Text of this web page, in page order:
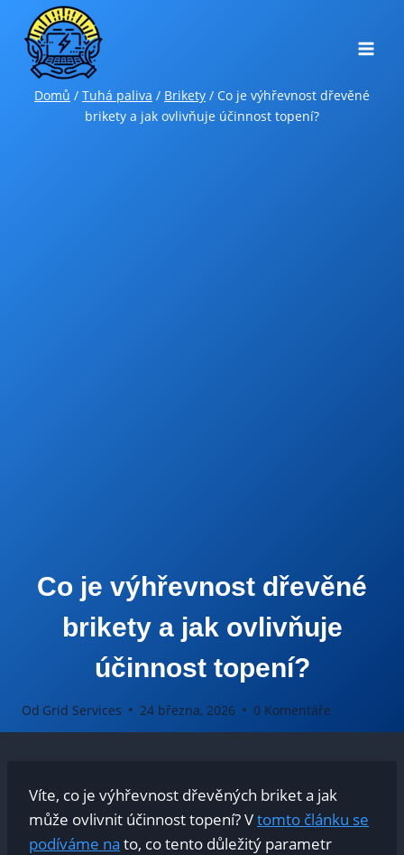
Přeskočit
obsah
Domů / Tuhá paliva / Brikety / Co je výhřevnost dřevěné
brikety a jak ovlivňuje účinnost topení?
Co je výhřevnost dřevěné
brikety a jak ovlivňuje
účinnost topení?
Od Grid Services 24 března, 2026 0 Komentáře
Víte, co je výhřevnost dřevěných briket a jak
může ovlivnit účinnost topení? Vtomto článku se
podíváme na to, co tento důležitý parametr